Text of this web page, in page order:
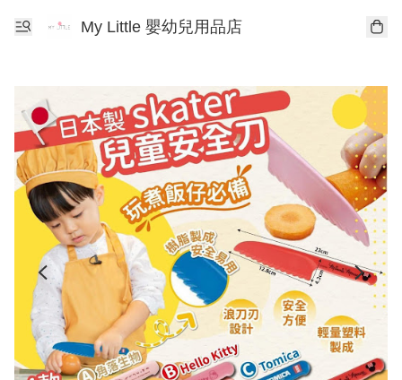
My Little 嬰幼兒用品店